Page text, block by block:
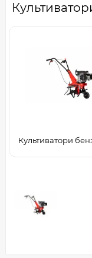
Культиватори